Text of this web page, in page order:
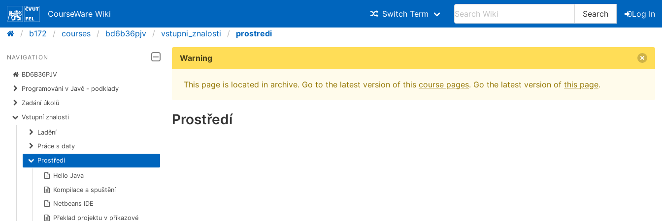
CourseWare Wiki Switch Term Search
Log In
b172
courses bd6b36pjv vstupni_znalosti prostredi
NAVIGATION
BD6B36PJV
Programování v Javě - podklady
Zadání úkolů
Vstupní znalosti
Ladění
Práce s daty
Prostředí
Hello Java
Kompilace a spuštění
Netbeans IDE
Překlad projektu v příkazové
Warning
This page is located in archive. Go to the latest version of this course pages. Go the latest version of this page.
Prostředí